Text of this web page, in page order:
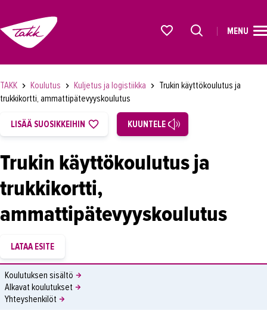
OPISKELIJAKSI
YRITYKSILLE
AJANKOHTAISTA
YHTEYSTIEDOT
IN ENGLISH
MENU
TAKK Koulutus Kuljetus ja logistiikka
Trukin käyttökoulutus ja
trukkikortti, ammattipätevyyskoulutus
LISÄÄ SUOSIKKEIHIN KUUNTELE
Trukin käyttökoulutus ja
trukkikortti,
ammattipätevyyskoulutus
Koulutuksen sisältö
Alkavat koulutukset
Yhteyshenkilöt